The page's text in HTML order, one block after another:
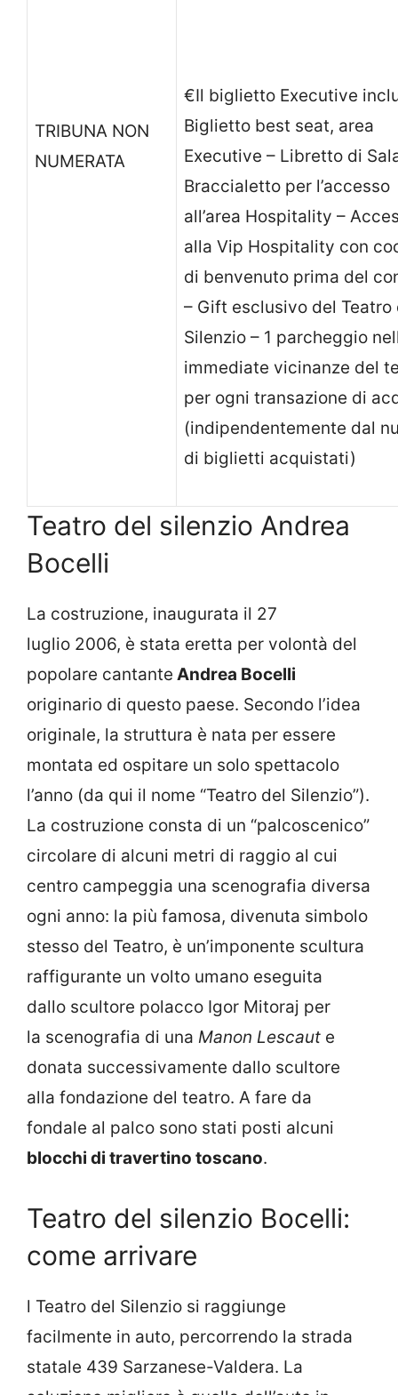
TRIBUNA NON
NUMERATA
€Il biglietto Executive
Biglietto best seat, area
Executive – Libretto di
Braccialetto per l’accesso
all’area Hospitality –
alla Vip Hospitality con
di benvenuto prima del
– Gift esclusivo del Teatro
Silenzio – 1 parcheggio
immediate vicinanze del
per ogni transazione di
(indipendentemente dal
di biglietti acquistati)
Teatro del silenzio Andrea
Bocelli
La costruzione, inaugurata il 27
luglio 2006, è stata eretta per volontà del
popolare cantante Andrea Bocelli
originario di questo paese. Secondo l’idea
originale, la struttura è nata per essere
montata ed ospitare un solo spettacolo
l’anno (da qui il nome “Teatro del Silenzio”).
La costruzione consta di un “palcoscenico”
circolare di alcuni metri di raggio al cui
centro campeggia una scenografia diversa
ogni anno: la più famosa, divenuta simbolo
stesso del Teatro, è un’imponente scultura
raffigurante un volto umano eseguita
dallo scultore polacco Igor Mitoraj per
la scenografia di una Manon Lescaut e
donata successivamente dallo scultore
alla fondazione del teatro. A fare da
fondale al palco sono stati posti alcuni
blocchi di travertino toscano.
Teatro del silenzio Bocelli:
come arrivare
l Teatro del Silenzio si raggiunge
facilmente in auto, percorrendo la strada
statale 439 Sarzanese-Valdera. La